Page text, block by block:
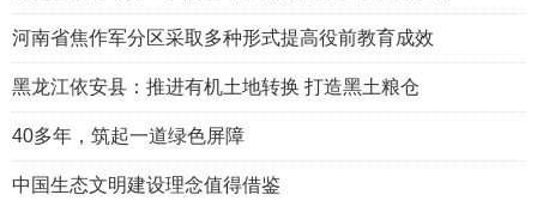
河南省焦作军分区采取多种形式提高役前教育成效
黑龙江依安县：推进有机土地转换 打造黑土粮仓
40多年，筑起一道绿色屏障
中国生态文明建设理念值得借鉴